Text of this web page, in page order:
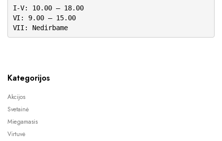
I-V: 10.00 – 18.00
VI: 9.00 – 15.00
VII: Nedirbame
Kategorijos
Akcijos
Svetainė
Miegamasis
Virtuvė